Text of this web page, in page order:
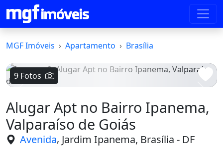
MGF Imóveis Apartamento Brasília
9 Fotos
Alugar Apt no Bairro Ipanema,
Valparaíso de Goiás
Avenida, Jardim Ipanema, Brasília - DF